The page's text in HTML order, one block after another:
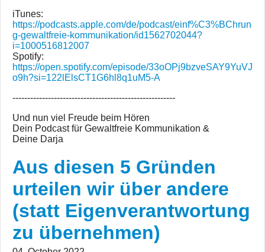
iTunes:
https://podcasts.apple.com/de/podcast/einf%C3%BChrun
g-gewaltfreie-kommunikation/id1562702044?
i=1000516812007
Spotify:
https://open.spotify.com/episode/33oOPj9bzveSAY9YuVJ
o9h?si=122lElsCT1G6hl8q1uM5-A
-------------------------------------------------------
Und nun viel Freude beim Hören
Dein Podcast für Gewaltfreie Kommunikation &
Deine Darja
Aus diesen 5 Gründen
urteilen wir über andere
(statt Eigenverantwortung
zu übernehmen)